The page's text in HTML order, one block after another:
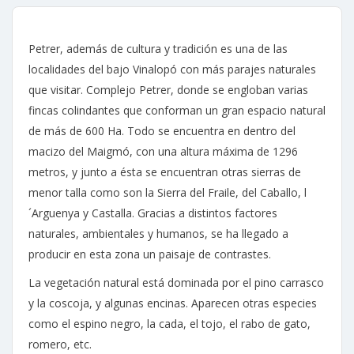
Petrer, además de cultura y tradición es una de las
localidades del bajo Vinalopó con más parajes naturales
que visitar. Complejo Petrer, donde se engloban varias
fincas colindantes que conforman un gran espacio natural
de más de 600 Ha. Todo se encuentra en dentro del
macizo del Maigmó, con una altura máxima de 1296
metros, y junto a ésta se encuentran otras sierras de
menor talla como son la Sierra del Fraile, del Caballo, l
´Arguenya y Castalla. Gracias a distintos factores
naturales, ambientales y humanos, se ha llegado a
producir en esta zona un paisaje de contrastes.
La vegetación natural está dominada por el pino carrasco
y la coscoja, y algunas encinas. Aparecen otras especies
como el espino negro, la cada, el tojo, el rabo de gato,
romero, etc.